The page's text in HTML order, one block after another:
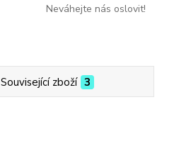
Neváhejte nás oslovit!
Související zboží 3